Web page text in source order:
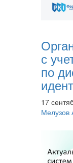
с
по
17
Мелузов